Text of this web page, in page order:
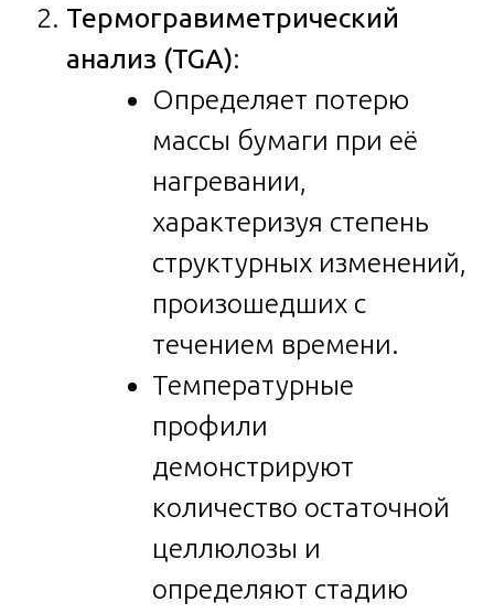
Термогравиметрический
анализ (TGA):
Определяет потерю
массы бумаги при её
нагревании,
характеризуя степень
структурных изменений,
произошедших с
течением времени.
Температурные
профили
демонстрируют
количество остаточной
целлюлозы и
определяют стадию